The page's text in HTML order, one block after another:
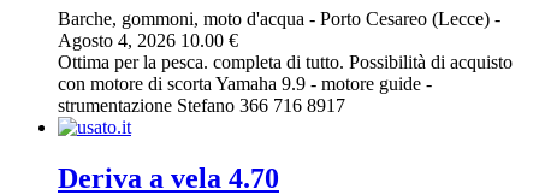
Barche, gommoni, moto d'acqua - Porto Cesareo (Lecce) -
Agosto 4, 2026 10.00 €
Ottima per la pesca. completa di tutto. Possibilità di acquisto
con motore di scorta Yamaha 9.9 - motore guide -
strumentazione Stefano 366 716 8917
Deriva a vela 4.70